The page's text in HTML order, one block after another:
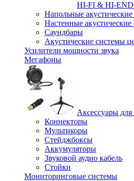
HI-FI & HI-END
Напольные
Настенные
Саундбары
Акустические системы
Усилители мощности звука
Мегафоны
Аксессуары для
Коннекторы
Мультикоры
Стейджбоксы
Аккумуляторы
Звуковой аудио кабель
Стойки
Мониторинговые системы